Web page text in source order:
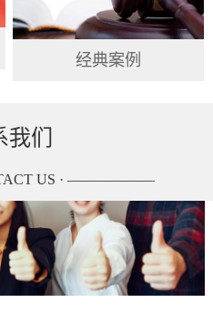
经典案例
我们
US · ——————